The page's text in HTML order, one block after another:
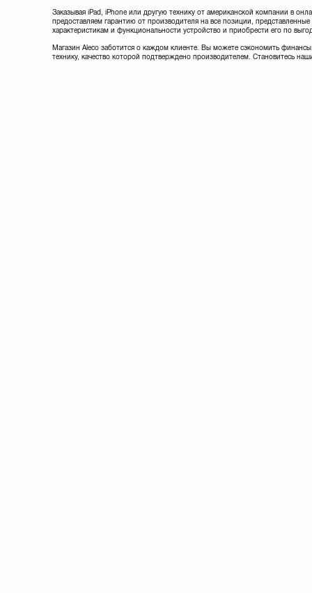
Заказывая iPad, iPhone или другую технику от американской компании в
предоставляем гарантию от производителя на все позиции,
характеристикам и функциональности устройство и приобрести его по
Магазин Aleco заботится о каждом клиенте. Вы можете сэкономить
технику, качество которой подтверждено производителем. Становитесь